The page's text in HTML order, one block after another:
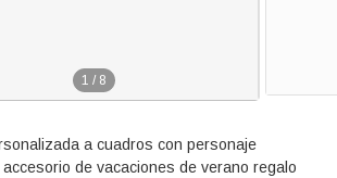
1 / 8
a cuadros con personaje
de vacaciones de verano regalo